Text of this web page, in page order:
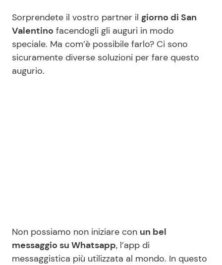
Sorprendete il vostro partner il giorno di San
Valentino facendogli gli auguri in modo
speciale. Ma com’è possibile farlo? Ci sono
sicuramente diverse soluzioni per fare questo
augurio.
Non possiamo non iniziare con un bel
messaggio su Whatsapp, l’app di
messaggistica più utilizzata al mondo. In questo